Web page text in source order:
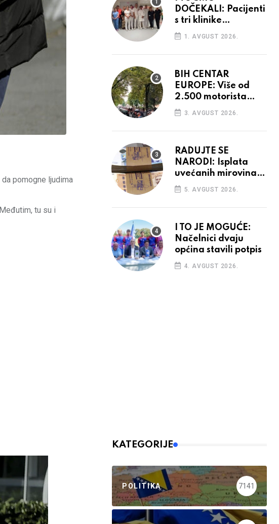
pomogne ljudima
tu su i
DOČEKALI: Pacijenti
s tri klinike
preseljeni u nove
prostore
1. AVGUST 2026.
BIH CENTAR
EUROPE: Više od
2.500 motorista
defiliralo gradom
3. AVGUST 2026.
RADUJTE SE
NARODI: Isplata
uvećanih mirovina
krenula, mogle bi
opet rasti
5. AVGUST 2026.
I TO JE MOGUĆE:
Načelnici dvaju
općina stavili potpis
4. AVGUST 2026.
KATEGORIJE
POLITIKA 7141